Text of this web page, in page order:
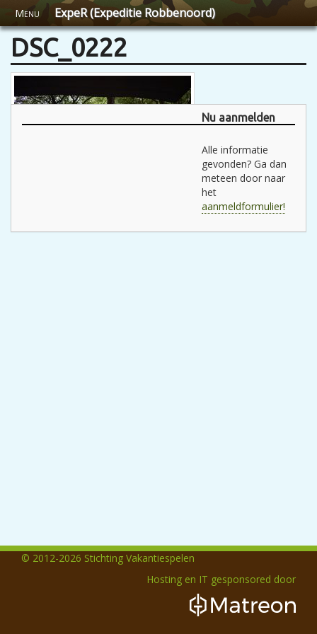
Menu ExpeR (Expeditie Robbenoord)
DSC_0222
Nu aanmelden
Alle informatie
gevonden? Ga dan
meteen door naar
het
aanmeldformulier!
© 2012-2026 Stichting Vakantiespelen
Hosting en IT gesponsored door